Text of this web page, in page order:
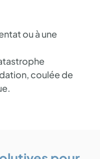
ou à une
coulée de